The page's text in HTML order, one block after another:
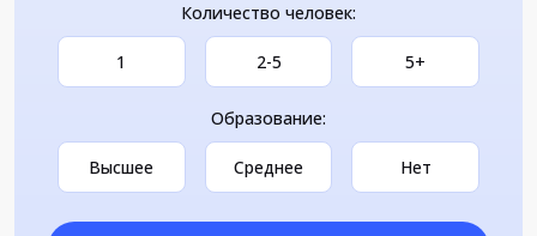
Количество человек:
1 2-5 5+
Образование:
Высшее Среднее Нет